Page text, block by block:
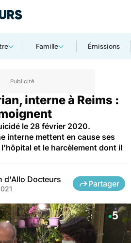
Famille Émissions
interne à Reims :
le 28 février 2020.
interne mettent en cause ses
et le harcèlement dont il
d'Allo Docteurs Partager